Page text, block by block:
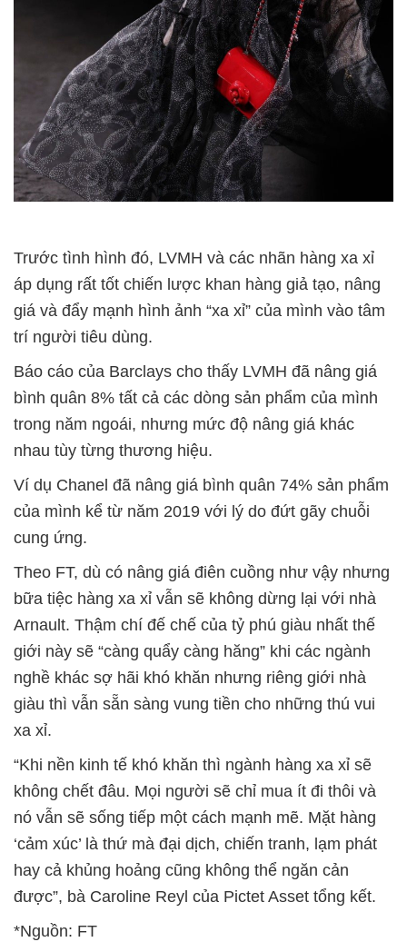
Trước tình hình đó, LVMH và các nhãn hàng xa xỉ
áp dụng rất tốt chiến lược khan hàng giả tạo, nâng
giá và đẩy mạnh hình ảnh “xa xỉ” của mình vào tâm
trí người tiêu dùng.
Báo cáo của Barclays cho thấy LVMH đã nâng giá
bình quân 8% tất cả các dòng sản phẩm của mình
trong năm ngoái, nhưng mức độ nâng giá khác
nhau tùy từng thương hiệu.
Ví dụ Chanel đã nâng giá bình quân 74% sản phẩm
của mình kể từ năm 2019 với lý do đứt gãy chuỗi
cung ứng.
Theo FT, dù có nâng giá điên cuồng như vậy nhưng
bữa tiệc hàng xa xỉ vẫn sẽ không dừng lại với nhà
Arnault. Thậm chí đế chế của tỷ phú giàu nhất thế
giới này sẽ “càng quẩy càng hăng” khi các ngành
nghề khác sợ hãi khó khăn nhưng riêng giới nhà
giàu thì vẫn sẵn sàng vung tiền cho những thú vui
xa xỉ.
“Khi nền kinh tế khó khăn thì ngành hàng xa xỉ sẽ
không chết đâu. Mọi người sẽ chỉ mua ít đi thôi và
nó vẫn sẽ sống tiếp một cách mạnh mẽ. Mặt hàng
‘cảm xúc’ là thứ mà đại dịch, chiến tranh, lạm phát
hay cả khủng hoảng cũng không thể ngăn cản
được”, bà Caroline Reyl của Pictet Asset tổng kết.
*Nguồn: FT